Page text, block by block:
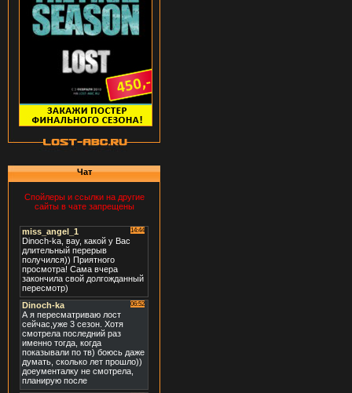
Чат
Спойлеры и ссылки на другие
сайты в чате запрещены